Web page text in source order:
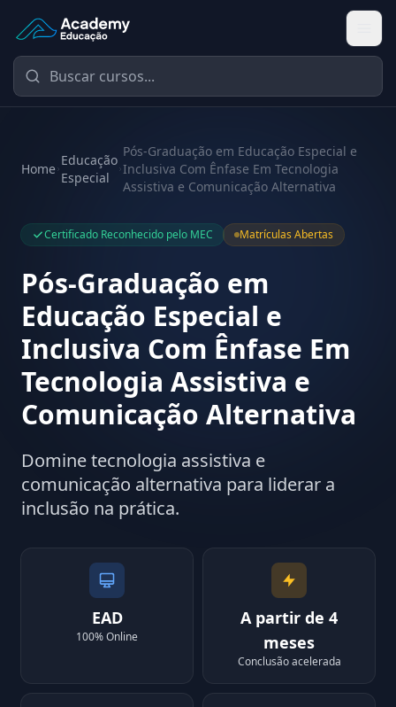
Academy Educação — Página Inicial
Home
Educação
Especial
Pós-Graduação em Educação Especial e
Inclusiva Com Ênfase Em Tecnologia
Assistiva e Comunicação Alternativa
Certificado Reconhecido pelo MEC Matrículas Abertas
Pós-Graduação em
Educação Especial e
Inclusiva Com Ênfase Em
Tecnologia Assistiva e
Comunicação Alternativa
Domine tecnologia assistiva e
comunicação alternativa para liderar a
inclusão na prática.
EAD
100% Online
A partir de 4
meses
Conclusão acelerada